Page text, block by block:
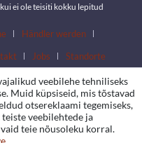
ei ole teisiti kokku lepitud
Händler werden
Jobs Standorte
veebilehe tehniliseks
Muid küpsiseid, mis tõstavad
otsereklaami tegemiseks,
veebilehtede ja
teie nõusoleku korral.